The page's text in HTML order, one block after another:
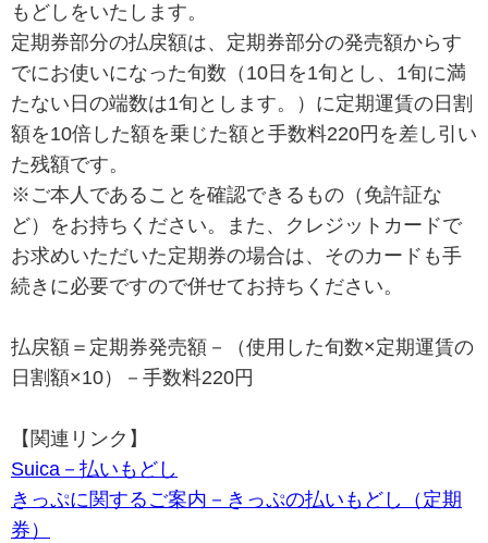
もどしをいたします。
定期券部分の払戻額は、定期券部分の発売額からす
でにお使いになった旬数（10日を1旬とし、1旬に満
たない日の端数は1旬とします。）に定期運賃の日割
額を10倍した額を乗じた額と手数料220円を差し引い
た残額です。
※ご本人であることを確認できるもの（免許証な
ど）をお持ちください。また、クレジットカードで
お求めいただいた定期券の場合は、そのカードも手
続きに必要ですので併せてお持ちください。
払戻額＝定期券発売額－（使用した旬数×定期運賃の
日割額×10）－手数料220円
【関連リンク】
Suica－払いもどし
きっぷに関するご案内－きっぷの払いもどし（定期
券）